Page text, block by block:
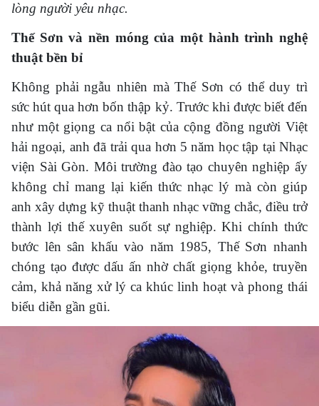
lòng người yêu nhạc.
Thế Sơn và nền móng của một hành trình nghệ
thuật bền bỉ
Không phải ngẫu nhiên mà Thế Sơn có thể duy trì
sức hút qua hơn bốn thập kỷ. Trước khi được biết đến
như một giọng ca nổi bật của cộng đồng người Việt
hải ngoại, anh đã trải qua hơn 5 năm học tập tại Nhạc
viện Sài Gòn. Môi trường đào tạo chuyên nghiệp ấy
không chỉ mang lại kiến thức nhạc lý mà còn giúp
anh xây dựng kỹ thuật thanh nhạc vững chắc, điều trở
thành lợi thế xuyên suốt sự nghiệp. Khi chính thức
bước lên sân khấu vào năm 1985, Thế Sơn nhanh
chóng tạo được dấu ấn nhờ chất giọng khỏe, truyền
cảm, khả năng xử lý ca khúc linh hoạt và phong thái
biểu diễn gần gũi.